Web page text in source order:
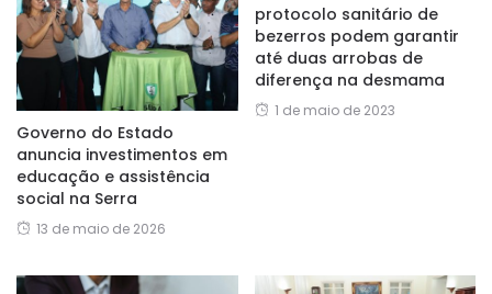
Governo do Estado
anuncia investimentos em
educação e assistência
social na Serra
13 de maio de 2026
protocolo sanitário de
bezerros podem garantir
até duas arrobas de
diferença na desmama
1 de maio de 2023